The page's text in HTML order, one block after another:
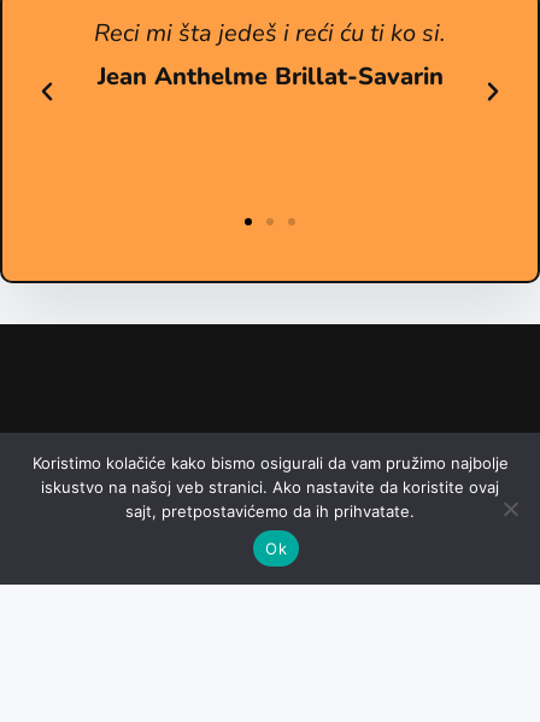
Reci mi šta jedeš i reći ću ti ko si.
Jean Anthelme Brillat-Savarin
Email: online@hajka.rs
Koristimo kolačiće kako bismo osigurali da vam pružimo najbolje
iskustvo na našoj veb stranici. Ako nastavite da koristite ovaj
sajt, pretpostavićemo da ih prihvatate.
Ok